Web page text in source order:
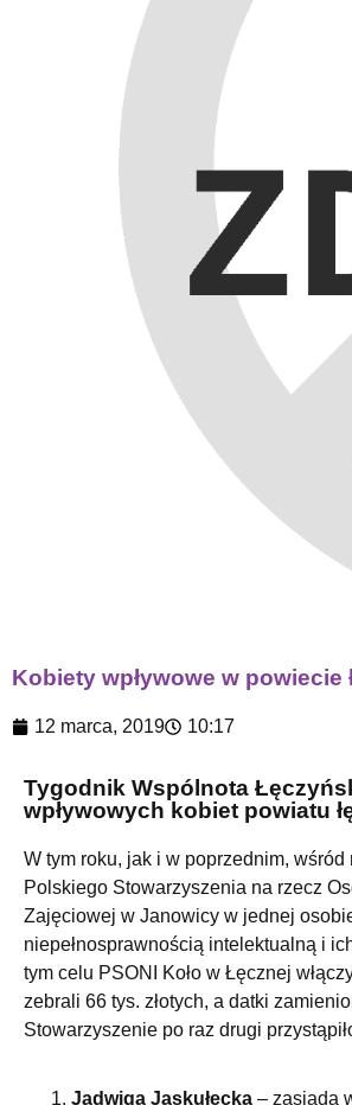
Kobiety wpływowe w powiecie
12 marca, 2019 10:17
Tygodnik Wspólnota
wpływowych kobiet powiatu
W tym roku, jak i w poprzednim,
Polskiego Stowarzyszenia na rzecz
Zajęciowej w Janowicy w jednej
niepełnosprawnością intelektualną i
tym celu PSONI Koło w Łęcznej
zebrali 66 tys. złotych, a datki
Stowarzyszenie po raz drugi
Jadwiga Jaskułecka – zasiada